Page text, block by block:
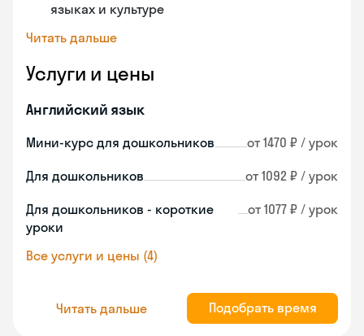
языках и культуре
Читать дальше
Услуги и цены
Английский язык
Мини-курс для дошкольников от 1470 ₽ / урок
Для дошкольников от 1092 ₽ / урок
Для дошкольников - короткие
уроки
от 1077 ₽ / урок
Все услуги и цены (4)
Читать дальше Подобрать время